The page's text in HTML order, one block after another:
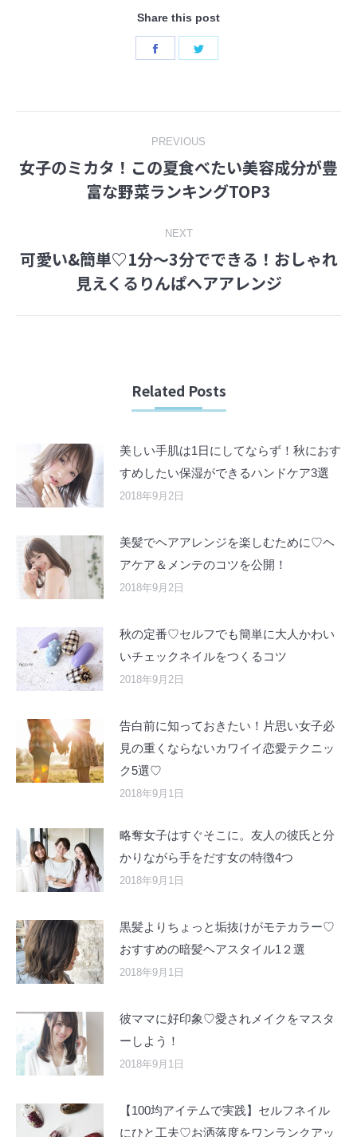
Share this post
Share
navigation
PREVIOUS
Previous
post:
女子のミカタ！この夏食べたい美容成分が豊
富な野菜ランキングTOP3
NEXT
Next
post:
可愛い&簡単♡1分～3分でできる！おしゃれ
見えくるりんぱヘアアレンジ
Related Posts
美しい手肌は1日にしてならず！秋におす
すめしたい保湿ができるハンドケア3選
2018年9月2日
美髪でヘアアレンジを楽しむために♡ヘ
アケア＆メンテのコツを公開！
2018年9月2日
秋の定番♡セルフでも簡単に大人かわい
いチェックネイルをつくるコツ
2018年9月2日
告白前に知っておきたい！片思い女子必
見の重くならないカワイイ恋愛テクニッ
ク5選♡
2018年9月1日
略奪女子はすぐそこに。友人の彼氏と分
かりながら手をだす女の特徴4つ
2018年9月1日
黒髪よりちょっと垢抜けがモテカラー♡
おすすめの暗髪ヘアスタイル1２選
2018年9月1日
彼ママに好印象♡愛されメイクをマスタ
ーしよう！
2018年9月1日
【100均アイテムで実践】セルフネイル
にひと工夫♡お洒落度をワンランクアッ